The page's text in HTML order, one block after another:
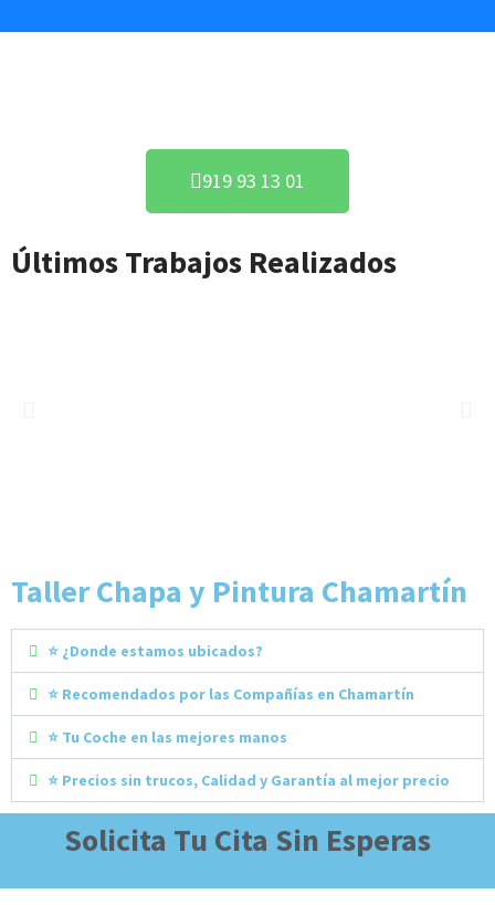
919 93 13 01
Últimos Trabajos Realizados
Taller Chapa y Pintura Chamartín
⭐ ¿Donde estamos ubicados?
⭐ Recomendados por las Compañías en Chamartín
⭐ Tu Coche en las mejores manos
⭐ Precios sin trucos, Calidad y Garantía al mejor precio
Solicita Tu Cita Sin Esperas